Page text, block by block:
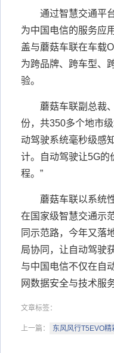
通过智慧交通平台
为中国电信的服务应
盖与蘑菇车联在车载
为跨品牌、跨车型、
验。
蘑菇车联副总裁、
份，共350多个地市
动驾驶系统毫秒级感
计。自动驾驶让5G的
程。”
蘑菇车联以系统性
在国家级智慧交通示
同示范路，今年又落
局协同，让自动驾驶
与中国电信不仅在自
网数据安全与技术服
文章标签：
上一篇： 东风风行T5EVO